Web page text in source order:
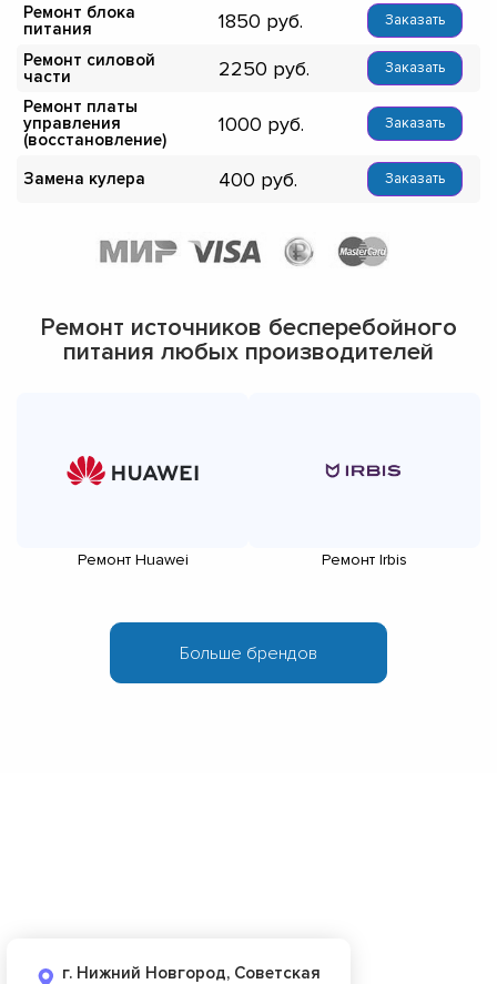
Ремонт блока
питания
1850 Заказать
Ремонт силовой
части
2250 Заказать
Ремонт платы
управления
(восстановление)
1000 Заказать
Замена кулера 400 Заказать
Ремонт источников бесперебойного
питания любых производителей
Ремонт Huawei Ремонт Irbis
г. Нижний Новгород, Советская